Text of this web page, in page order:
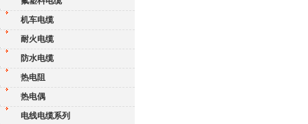
机车电缆
耐火电缆
防水电缆
热电阻
热电偶
电线电缆系列